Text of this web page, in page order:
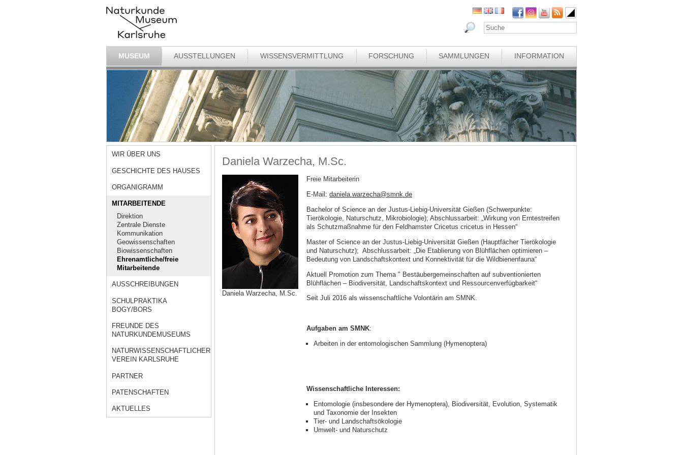
MUSEUM AUSSTELLUNGEN WISSENSVERMITTLUNG FORSCHUNG SAMMLUNGEN INFORMATION
WIR ÜBER UNS
GESCHICHTE DES HAUSES
ORGANIGRAMM
MITARBEITENDE
Direktion
Zentrale Dienste
Kommunikation
Geowissenschaften
Biowissenschaften
Ehrenamtliche/freie
Mitarbeitende
AUSSCHREIBUNGEN
SCHULPRAKTIKA
BOGY/BORS
FREUNDE DES
NATURKUNDEMUSEUMS
NATURWISSENSCHAFTLICHER
VEREIN KARLSRUHE
PARTNER
PATENSCHAFTEN
AKTUELLES
Daniela Warzecha, M.Sc.
Daniela Warzecha, M.Sc.
Freie Mitarbeiterin
E-Mail: daniela.warzecha@smnk.de
Bachelor of Science an der Justus-Liebig-Universität Gießen (Schwerpunkte:
Tierökologie, Naturschutz, Mikrobiologie); Abschlussarbeit: „Wirkung von Erntestreifen
als Schutzmaßnahme für den Feldhamster Cricetus cricetus in Hessen“
Master of Science an der Justus-Liebig-Universität Gießen (Hauptfächer Tierökologie
und Naturschutz); Abschlussarbeit: „Die Etablierung von Blühflächen optimieren –
Bedeutung von Landschaftskontext und Konnektivität für die Wildbienenfauna“
Aktuell Promotion zum Thema " Bestäubergemeinschaften auf subventionierten
Blühflächen – Biodiversität, Landschaftskontext und Ressourcenverfügbarkeit“
Seit Juli 2016 als wissenschaftliche Volontärin am SMNK.
Aufgaben am SMNK:
Arbeiten in der entomologischen Sammlung (Hymenoptera)
Wissenschaftliche Interessen:
Entomologie (insbesondere der Hymenoptera), Biodiversität, Evolution, Systematik
und Taxonomie der Insekten
Tier- und Landschaftsökologie
Umwelt- und Naturschutz